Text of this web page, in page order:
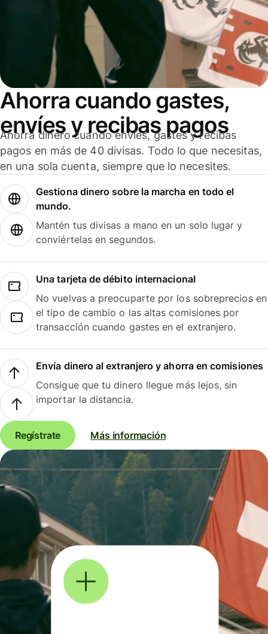
Ahorra cuando gastes,
envíes y recibas pagos
Ahorra dinero cuando envíes, gastes y recibas
pagos en más de 40 divisas. Todo lo que necesitas,
en una sola cuenta, siempre que lo necesites.
Gestiona dinero sobre la marcha en todo el
mundo.
Mantén tus divisas a mano en un solo lugar y
conviértelas en segundos.
Una tarjeta de débito internacional
No vuelvas a preocuparte por los sobreprecios en
el tipo de cambio o las altas comisiones por
transacción cuando gastes en el extranjero.
Envía dinero al extranjero y ahorra en comisiones
Consigue que tu dinero llegue más lejos, sin
importar la distancia.
Regístrate Más información